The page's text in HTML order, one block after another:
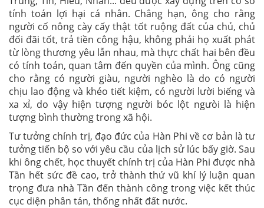
tính toán lợi hại cá nhân. Chẳng hạn, ông cho rằng
người cố nông cày cấy thật tốt ruộng đất của chủ, chủ
đối đãi tốt, trả tiền công hậu, không phải họ xuất phát
từ lòng thương yêu lẫn nhau, mà thực chất hai bên đều
có tính toán, quan tâm đến quyền của mình. Ông cũng
cho rằng có người giàu, người nghèo là do có người
chịu lao động và khéo tiết kiệm, có người lười biếng và
xa xỉ, do vậy hiện tượng người bóc lột ngưòi là hiện
tượng bình thường trong xã hội.
Tư tưởng chính trị, đạo đức của Hàn Phi về cơ bản là tư
tưởng tiến bộ so với yêu cầu của lịch sử lúc bấy giờ. Sau
khi ông chết, học thuyết chính trị của Hàn Phi được nhà
Tần hết sức đề cao, trở thành thứ vũ khí lý luận quan
trọng đưa nhà Tần đến thành công trong việc kết thúc
cục diện phân tán, thống nhất đất nước.